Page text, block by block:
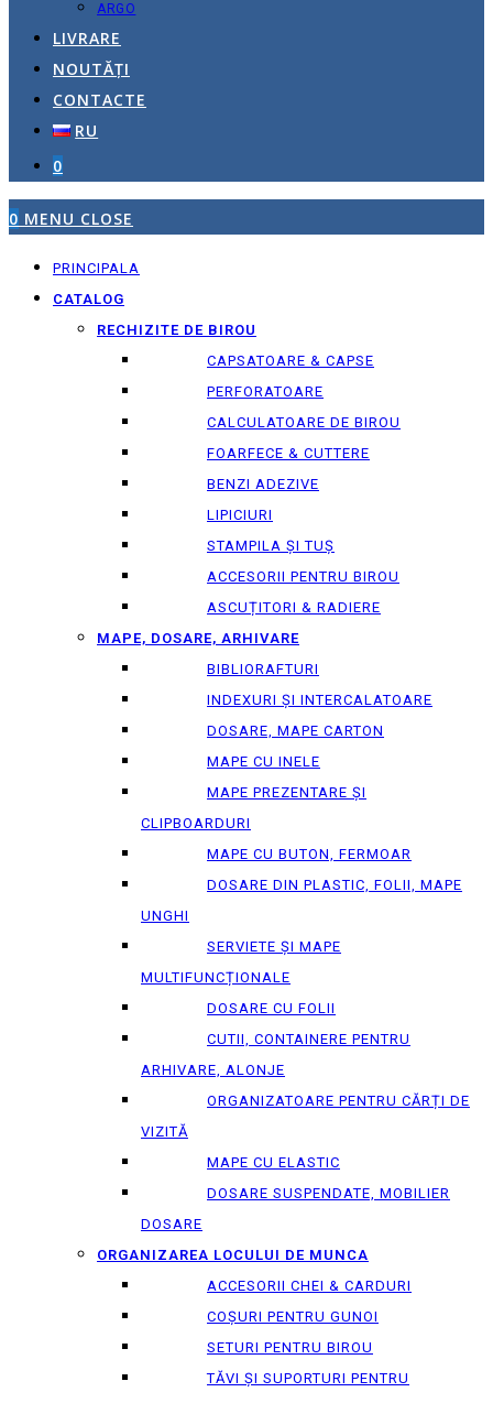
ARGO
LIVRARE
NOUTĂȚI
CONTACTE
RU
0
0 MENU CLOSE
PRINCIPALA
CATALOG
RECHIZITE DE BIROU
CAPSATOARE & CAPSE
PERFORATOARE
CALCULATOARE DE BIROU
FOARFECE & CUTTERE
BENZI ADEZIVE
LIPICIURI
STAMPILA ȘI TUȘ
ACCESORII PENTRU BIROU
ASCUȚITORI & RADIERE
MAPE, DOSARE, ARHIVARE
BIBLIORAFTURI
INDEXURI ȘI INTERCALATOARE
DOSARE, MAPE CARTON
MAPE CU INELE
MAPE PREZENTARE ȘI
CLIPBOARDURI
MAPE CU BUTON, FERMOAR
DOSARE DIN PLASTIC, FOLII, MAPE
UNGHI
SERVIETE ȘI MAPE
MULTIFUNCȚIONALE
DOSARE CU FOLII
CUTII, CONTAINERE PENTRU
ARHIVARE, ALONJE
ORGANIZATOARE PENTRU CĂRȚI DE
VIZITĂ
MAPE CU ELASTIC
DOSARE SUSPENDATE, MOBILIER
DOSARE
ORGANIZAREA LOCULUI DE MUNCA
ACCESORII CHEI & СARDURI
COȘURI PENTRU GUNOI
SETURI PENTRU BIROU
TĂVI ȘI SUPORTURI PENTRU